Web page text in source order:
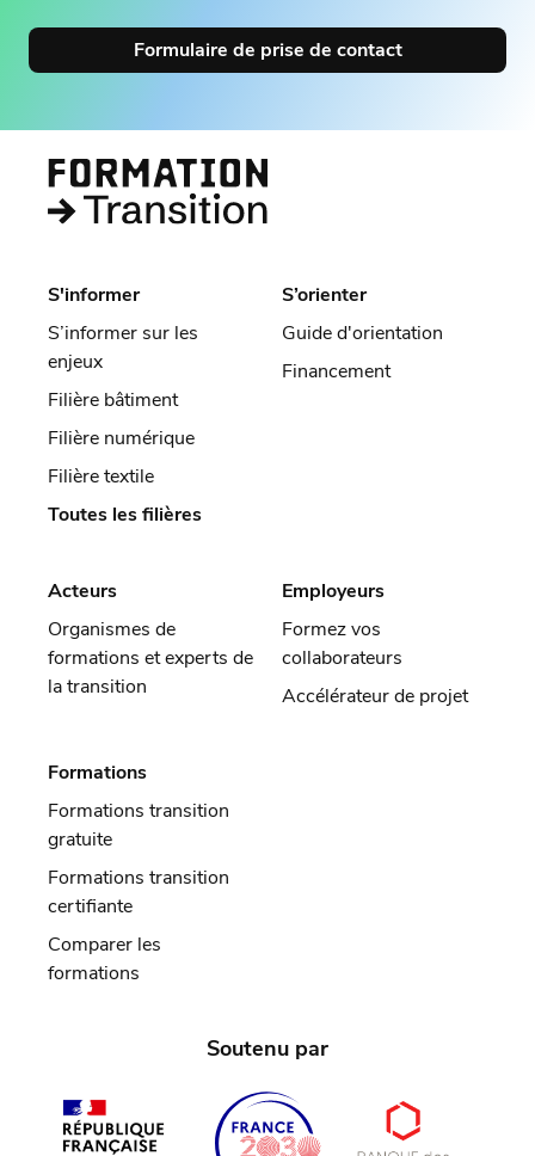
Formulaire de prise de contact
S'informer
S’informer sur les
enjeux
Filière bâtiment
Filière numérique
Filière textile
Toutes les filières
S’orienter
Guide d'orientation
Financement
Acteurs
Organismes de
formations et experts de
la transition
Employeurs
Formez vos
collaborateurs
Accélérateur de projet
Formations
Formations transition
gratuite
Formations transition
certifiante
Comparer les
formations
Soutenu par